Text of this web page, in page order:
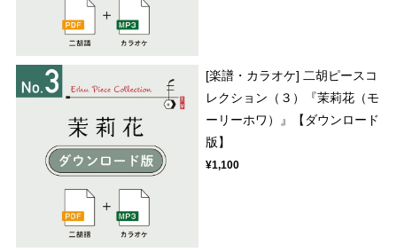
[楽譜・カラオケ] 二胡ピースコ
レクション（３）『茉莉花（モ
ーリーホワ）』【ダウンロード
版】
¥1,100